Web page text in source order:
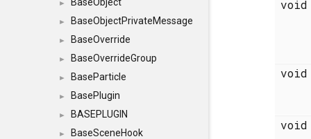
►
► BaseObjectPrivateMessage
► BaseOverride
► BaseOverrideGroup
► BaseParticle
► BasePlugin
► BASEPLUGIN
► BaseSceneHook